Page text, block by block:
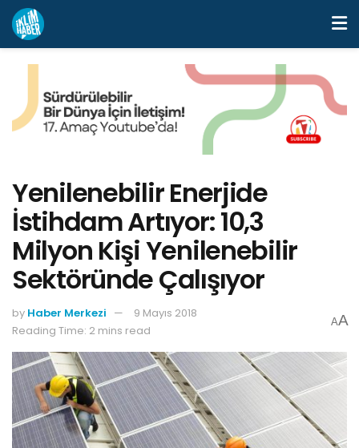
Yenilenebilir Enerjide
İstihdam Artıyor: 10,3
Milyon Kişi Yenilenebilir
Sektöründe Çalışıyor
by Haber Merkezi
9 Mayıs 2018
Reading Time: 2 mins read
AA